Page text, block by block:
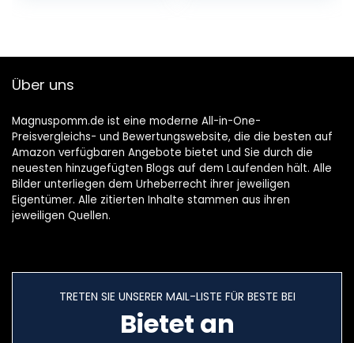
kreatives
Augen und des
Über uns
Magnuspomm.de ist eine moderne All-in-One-
Preisvergleichs- und Bewertungswebsite, die die besten auf
Amazon verfügbaren Angebote bietet und Sie durch die
neuesten hinzugefügten Blogs auf dem Laufenden hält. Alle
Bilder unterliegen dem Urheberrecht ihrer jeweiligen
Eigentümer. Alle zitierten Inhalte stammen aus ihren
jeweiligen Quellen.
TRETEN SIE UNSERER MAIL-LISTE FÜR BESTE BEI
Bietet an